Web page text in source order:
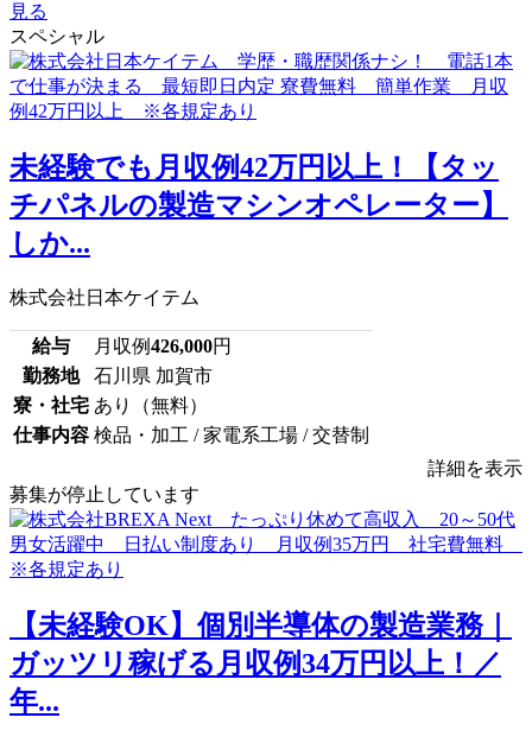
見る
スペシャル
未経験でも月収例42万円以上！【タッ
チパネルの製造マシンオペレーター】
しか...
株式会社日本ケイテム
給与 月収例426,000円
勤務地
石川県 加賀市
寮・社宅 あり（無料）
仕事内容 検品・加工 / 家電系工場 / 交替制
詳細を表示
募集が停止しています
【未経験OK】個別半導体の製造業務｜
ガッツリ稼げる月収例34万円以上！／
年...